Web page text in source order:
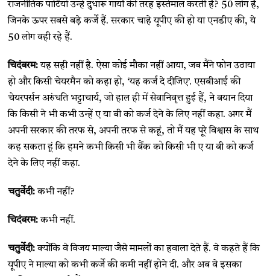
राजनीतिक पार्टियां उन्हें दुधारू गायों की तरह इस्तेमाल करती हैं? 50 लोग हैं,
जिनके ऊपर सबसे बड़े कर्जे हैं. सरकार चाहे यूपीए की हो या एनडीए की, ये
50 लोग वही रहे हैं.
चिदंबरम:यह सही नहीं है. ऐसा कोई मौका नहीं आया, जब मैंने फोन उठाया
हो और किसी चेयरमैन को कहा हो, ‘यह कर्ज दे दीजिए’. एसबीआई की
चेयरपर्सन अरुंधति भट्टाचार्य, जो हाल ही में सेवानिवृत्त हुई हैं, ने बयान दिया
कि किसी ने भी कभी उन्हें ए या बी को कर्ज देने के लिए नहीं कहा. अगर मैं
अपनी सरकार की तरफ से, अपनी तरफ से कहूं, तो मैं यह पूरे विश्वास के साथ
कह सकता हूं कि हमने कभी किसी भी बैंक को किसी भी ए या बी को कर्ज
देने के लिए नहीं कहा.
चतुर्वेदी:कभी नहीं?
चिदंबरम:कभी नहीं.
चतुर्वेदी:क्योंकि वे विजय माल्या जैसे मामलों का हवाला देते हैं. वे कहते हैं कि
यूपीए ने माल्या को कभी कर्जे की कमी नहीं होने दी. और अब वे इसका